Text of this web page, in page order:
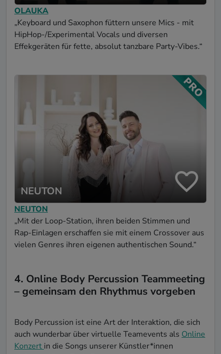
OLAUKA
„Keyboard und Saxophon füttern unsere Mics - mit
HipHop-/Experimental Vocals und diversen
Effekgeräten für fette, absolut tanzbare Party-Vibes.“
NEUTON
NEUTON
„Mit der Loop-Station, ihren beiden Stimmen und
Rap-Einlagen erschaffen sie mit einem Crossover aus
vielen Genres ihren eigenen authentischen Sound.“
4. Online Body Percussion Teammeeting
– gemeinsam den Rhythmus vorgeben
Body Percussion ist eine Art der Interaktion, die sich
auch wunderbar über virtuelle Teamevents als Online
Konzert in die Songs unserer Künstler*innen